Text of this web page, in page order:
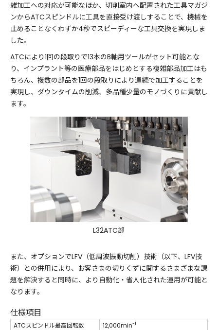
雑加工への対応が可能なほか、切削室内へ配置された工具マガジ
ンからATCスピンドルに工具を直接受け渡しすることで、機械を
止めることなくわずか4秒でスピーディーな工具交換を実現しま
した。
ATCにより1回の段取りで13本のB軸用ツールがセット可能とな
り、インプラント等の医療部品をはじめとする複雑部品加工はも
ちろん、複数の部品を1回の段取りにより連続で加工することを
実現し、ダウンタイムの削減、多品種少量のモノづくりに貢献し
ます。
L32ATC部
また、オプションでLFV（低周波振動切削）技術（以下、LFV技
術）との併用により、お客さまの切りくずに関するさまざまな課
題を解決すると同時に、より自動化・省人化された運用が可能と
なります。
仕様項目
ATCスピンドル最高回転数 12,000min-1